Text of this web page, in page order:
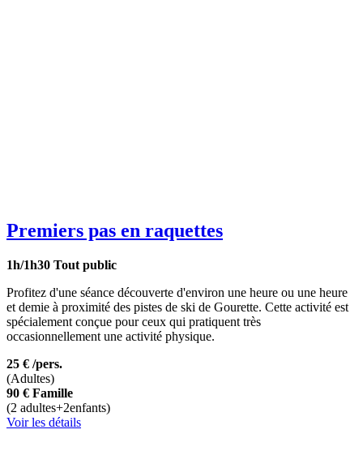
Premiers pas en raquettes
1h/1h30 Tout public
Profitez d'une séance découverte d'environ une heure ou une heure
et demie à proximité des pistes de ski de Gourette. Cette activité est
spécialement conçue pour ceux qui pratiquent très
occasionnellement une activité physique.
25 € /pers.
(Adultes)
90 € Famille
(2 adultes+2enfants)
Voir les détails